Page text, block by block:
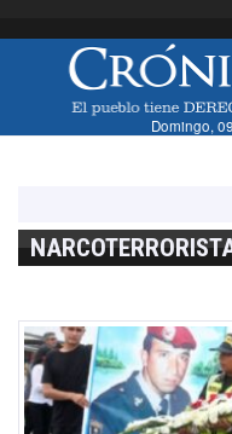
Domingo,